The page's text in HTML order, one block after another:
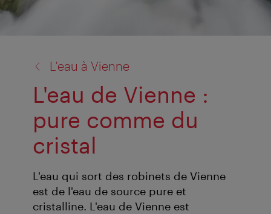
L'eau à Vienne
L'eau de Vienne :
pure comme du
cristal
L'eau qui sort des robinets de Vienne
est de l'eau de source pure et
cristalline. L'eau de Vienne est